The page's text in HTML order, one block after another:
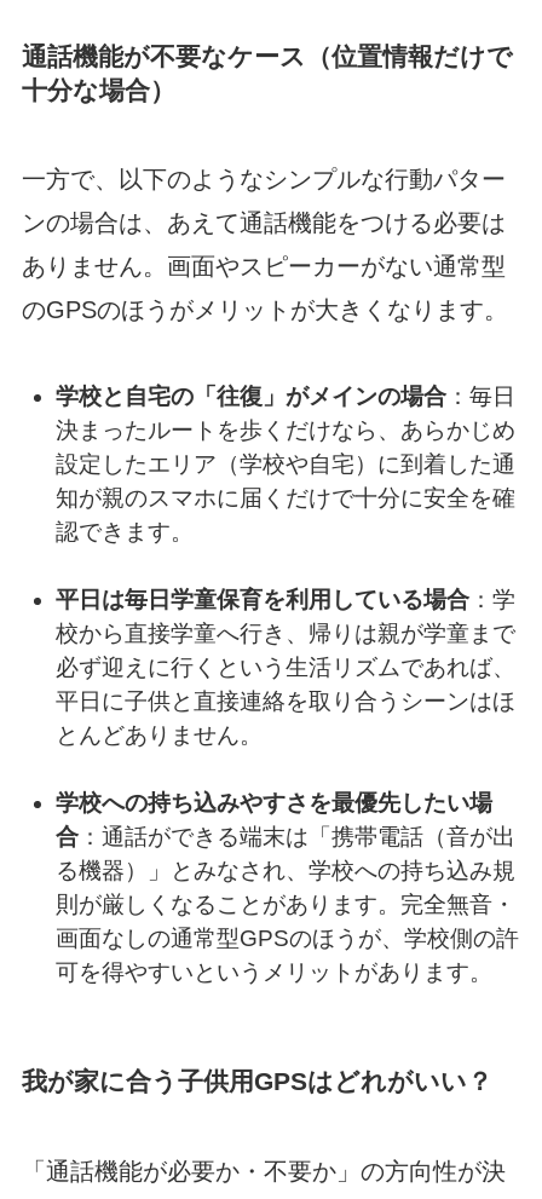
通話機能が不要なケース（位置情報だけで
十分な場合）
一方で、以下のようなシンプルな行動パター
ンの場合は、あえて通話機能をつける必要は
ありません。画面やスピーカーがない通常型
のGPSのほうがメリットが大きくなります。
学校と自宅の「往復」がメインの場合 ：毎日
決まったルートを歩くだけなら、あらかじめ
設定したエリア（学校や自宅）に到着した通
知が親のスマホに届くだけで十分に安全を確
認できます。
平日は毎日学童保育を利用している場合 ：学
校から直接学童へ行き、帰りは親が学童まで
必ず迎えに行くという生活リズムであれば、
平日に子供と直接連絡を取り合うシーンはほ
とんどありません。
学校への持ち込みやすさを最優先したい場
合 ：通話ができる端末は「携帯電話（音が出
る機器）」とみなされ、学校への持ち込み規
則が厳しくなることがあります。完全無音・
画面なしの通常型GPSのほうが、学校側の許
可を得やすいというメリットがあります。
我が家に合う子供用GPSはどれがいい？
「通話機能が必要か・不要か」の方向性が決